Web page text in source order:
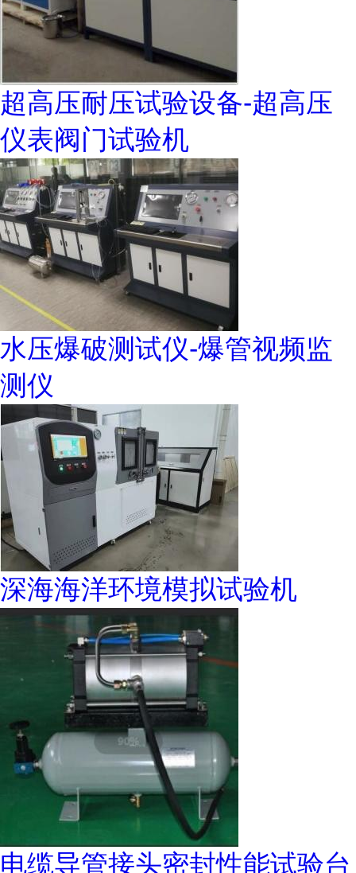
超高压耐压试验设备-超高压
仪表阀门试验机
水压爆破测试仪-爆管视频监
测仪
深海海洋环境模拟试验机
电缆导管接头密封性能试验台